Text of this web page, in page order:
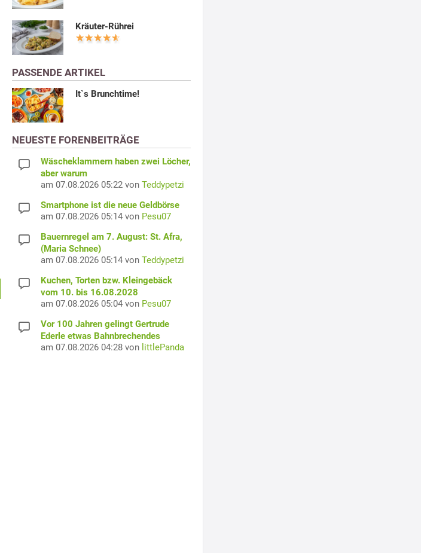
Kräuter-Rührei
PASSENDE ARTIKEL
It`s Brunchtime!
NEUESTE FORENBEITRÄGE
Wäscheklammern haben zwei Löcher,
aber warum
am 07.08.2026 05:22 von Teddypetzi
Smartphone ist die neue Geldbörse
am 07.08.2026 05:14 von Pesu07
Bauernregel am 7. August: St. Afra,
(Maria Schnee)
am 07.08.2026 05:14 von Teddypetzi
Kuchen, Torten bzw. Kleingebäck
vom 10. bis 16.08.2028
am 07.08.2026 05:04 von Pesu07
Vor 100 Jahren gelingt Gertrude
Ederle etwas Bahnbrechendes
am 07.08.2026 04:28 von littlePanda